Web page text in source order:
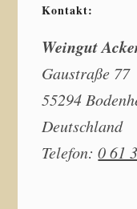
Kontakt:
Weingut
Gaustraße 77
55294
Deutschland
Telefon:0 61